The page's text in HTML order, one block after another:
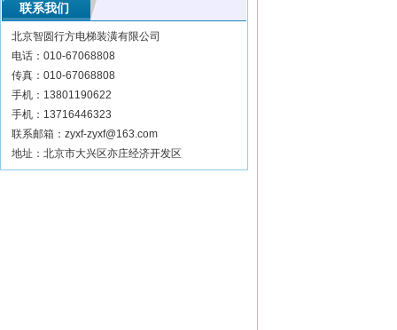
联系我们
北京智圆行方电梯装潢有限公司
电话：010-67068808
传真：010-67068808
手机：13801190622
手机：13716446323
联系邮箱：zyxf-zyxf@163.com
地址：北京市大兴区亦庄经济开发区